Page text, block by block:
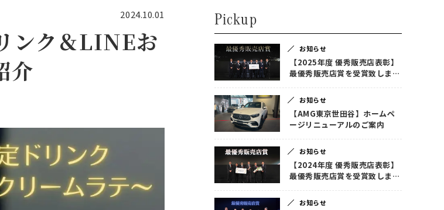
2024.10.01
ンク＆LINEお
介
Pickup
お知らせ
【2025年度 優秀販売店表彰】
最優秀販売店賞を受賞致しまし
お知らせ
【AMG東京世田谷】ホームペ
ージリニューアルのご案内
お知らせ
【2024年度 優秀販売店表彰】
最優秀販売店賞を受賞致しまし
お知らせ